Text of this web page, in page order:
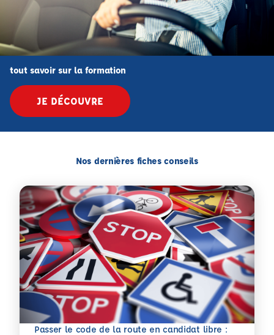
tout savoir sur la formation
JE DÉCOUVRE
Nos dernières fiches conseils
Passer le code de la route en candidat libre :